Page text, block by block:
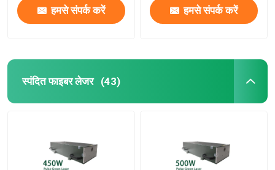
हमसे संपर्क करें हमसे संपर्क करें
स्पंदित फाइबर लेजर (43)